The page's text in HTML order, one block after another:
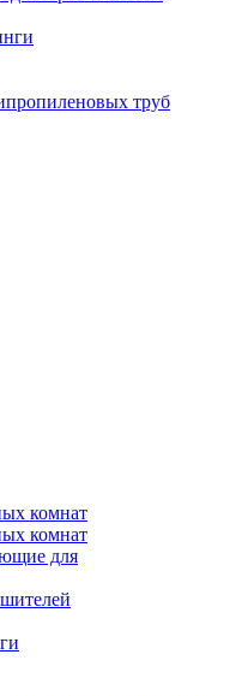
труб
комнат
комнат
для